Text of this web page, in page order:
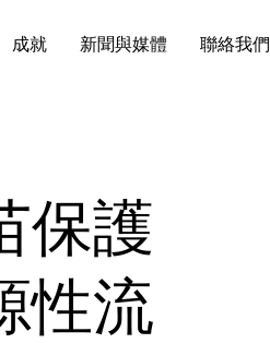
成就 新聞與媒體 聯絡我們
保護
性流